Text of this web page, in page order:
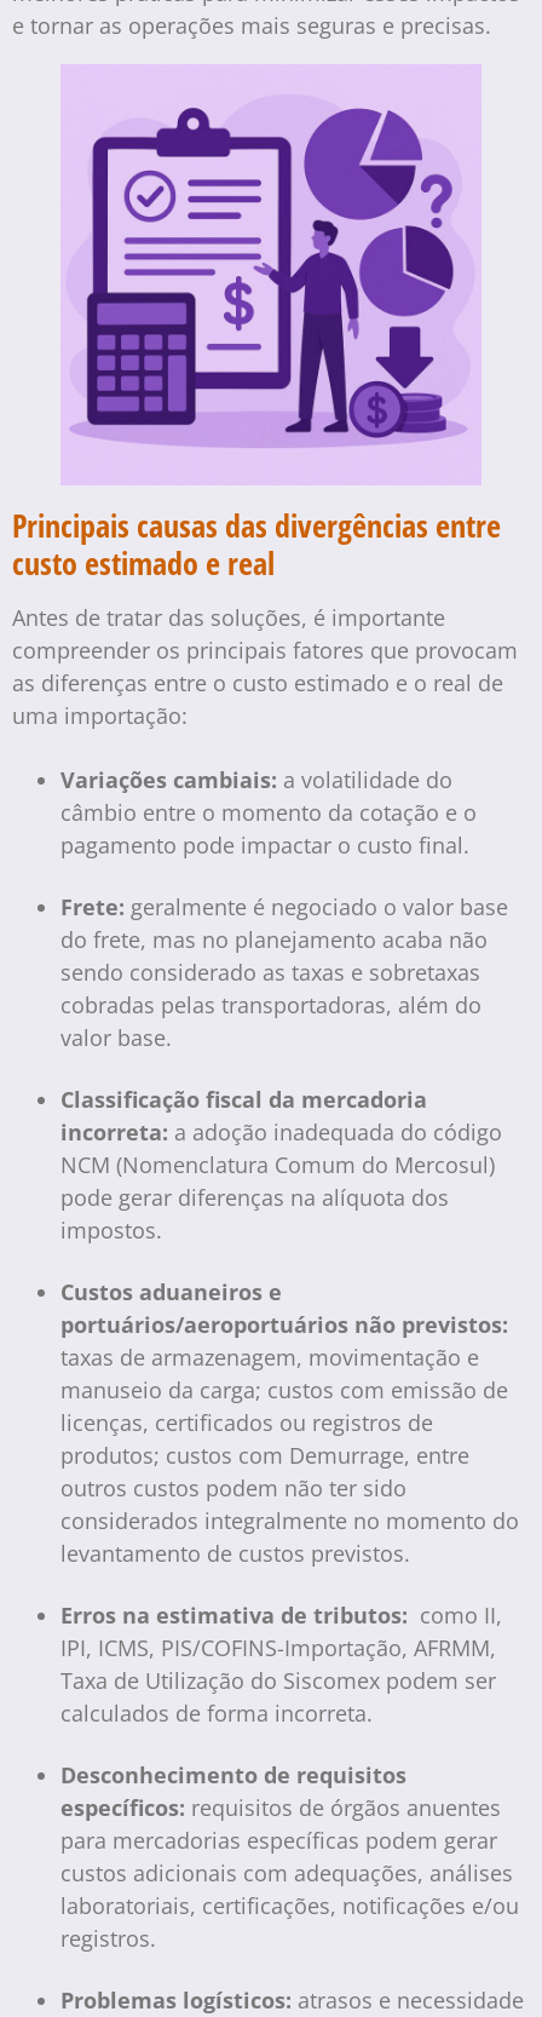
e tornar as operações mais seguras e precisas.
Principais causas das divergências entre
custo estimado e real
Antes de tratar das soluções, é importante
compreender os principais fatores que provocam
as diferenças entre o custo estimado e o real de
uma importação:
Variações cambiais: a volatilidade do
câmbio entre o momento da cotação e o
pagamento pode impactar o custo final.
Frete: geralmente é negociado o valor base
do frete, mas no planejamento acaba não
sendo considerado as taxas e sobretaxas
cobradas pelas transportadoras, além do
valor base.
Classificação fiscal da mercadoria
incorreta: a adoção inadequada do código
NCM (Nomenclatura Comum do Mercosul)
pode gerar diferenças na alíquota dos
impostos.
Custos aduaneiros e
portuários/aeroportuários não previstos:
taxas de armazenagem, movimentação e
manuseio da carga; custos com emissão de
licenças, certificados ou registros de
produtos; custos com Demurrage, entre
outros custos podem não ter sido
considerados integralmente no momento do
levantamento de custos previstos.
Erros na estimativa de tributos: como II,
IPI, ICMS, PIS/COFINS-Importação, AFRMM,
Taxa de Utilização do Siscomex podem ser
calculados de forma incorreta.
Desconhecimento de requisitos
específicos: requisitos de órgãos anuentes
para mercadorias específicas podem gerar
custos adicionais com adequações, análises
laboratoriais, certificações, notificações e/ou
registros.
Problemas logísticos: atrasos e necessidade